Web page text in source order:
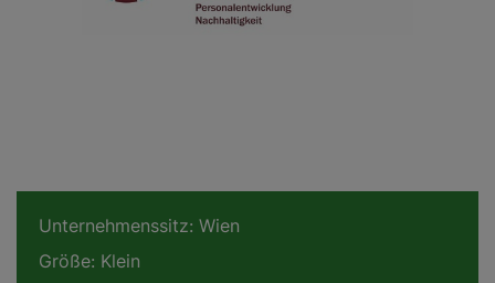
Unternehmenssitz: Wien
Größe: Klein